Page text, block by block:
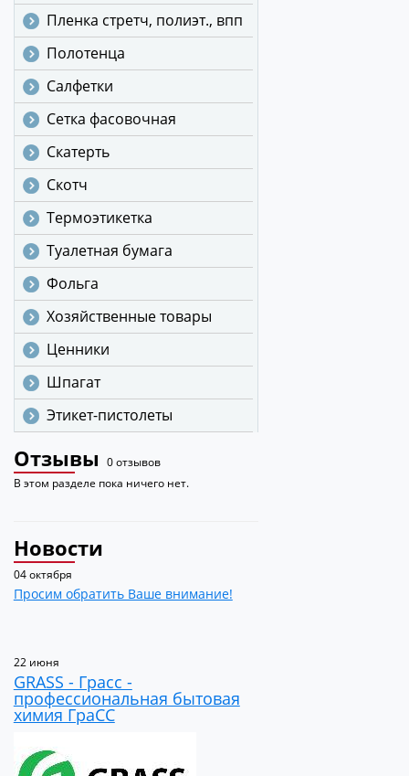
Пленка стретч, полиэт., впп
Полотенца
Салфетки
Сетка фасовочная
Скатерть
Скотч
Термоэтикетка
Туалетная бумага
Фольга
Хозяйственные товары
Ценники
Шпагат
Этикет-пистолеты
Отзывы 0 отзывов
В этом разделе пока ничего нет.
Новости
04 октября
Просим обратить Ваше внимание!
22 июня
GRASS - Грасс -
профессиональная бытовая
химия ГраСС